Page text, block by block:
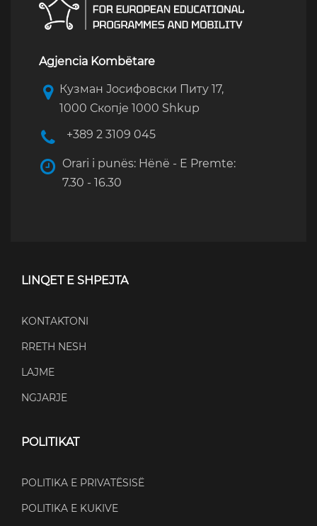
Agjencia Kombëtare
Кузман Јосифовски Питу 17,
1000 Скопје 1000 Shkup
+389 2 3109 045
Orari i punës: Hënë - E Premte:
7.30 - 16.30
LINQET E SHPEJTA
KONTAKTONI
RRETH NESH
LAJME
NGJARJE
POLITIKAT
POLITIKA E PRIVATËSISË
POLITIKA E KUKIVE